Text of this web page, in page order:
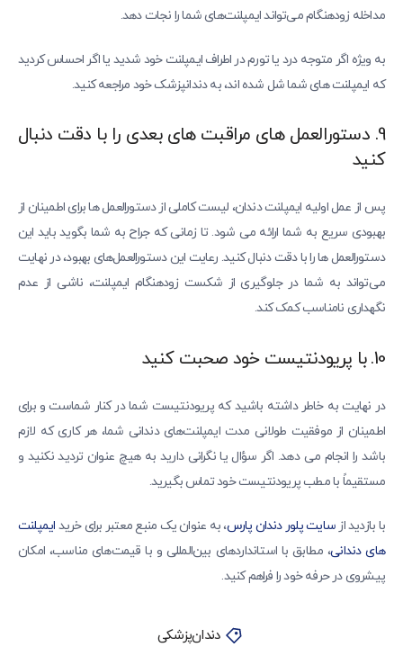
مداخله زودهنگام می‌تواند ایمپلنت‌های شما را نجات دهد.
به ویژه اگر متوجه درد یا تورم در اطراف ایمپلنت خود شدید یا اگر احساس کردید
که ایمپلنت های شما شل شده اند، به دندانپزشک خود مراجعه کنید.
9. دستورالعمل های مراقبت های بعدی را با دقت دنبال
کنید
پس از عمل اولیه ایمپلنت دندان، لیست کاملی از دستورالعمل ها برای اطمینان از
بهبودی سریع به شما ارائه می شود. تا زمانی که جراح به شما بگوید باید این
دستورالعمل ها را با دقت دنبال کنید. رعایت این دستورالعمل‌های بهبود، در نهایت
می‌تواند به شما در جلوگیری از شکست زودهنگام ایمپلنت، ناشی از عدم
نگهداری نامناسب کمک کند.
10. با پریودنتیست خود صحبت کنید
در نهایت به خاطر داشته باشید که پریودنتیست شما در کنار شماست و برای
اطمینان از موفقیت طولانی‌ مدت ایمپلنت‌های دندانی شما، هر کاری که لازم
باشد را انجام می دهد. اگر سؤال یا نگرانی دارید به هیچ عنوان تردید نکنید و
مستقیماً با مطب پریودنتیست خود تماس بگیرید.
با بازدید ازسایت پلور دندان پارس، به عنوان یک منبع معتبر برای خرید ایمپلنت
های دندانی، مطابق با استانداردهای بین‌المللی و با قیمت‌های مناسب، امکان
پیشروی در حرفه خود را فراهم کنید.
دندان‌پزشکی